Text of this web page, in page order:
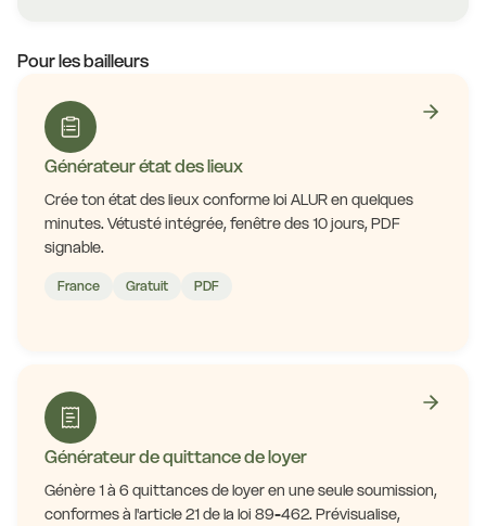
Pour les bailleurs
Générateur état des lieux
Crée ton état des lieux conforme loi ALUR en quelques
minutes. Vétusté intégrée, fenêtre des 10 jours, PDF
signable.
France Gratuit PDF
Générateur de quittance de loyer
Génère 1 à 6 quittances de loyer en une seule soumission,
conformes à l'article 21 de la loi 89-462. Prévisualise,